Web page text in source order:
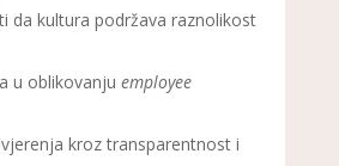
da kultura podržava raznolikost
u oblikovanju employee
kroz transparentnost i